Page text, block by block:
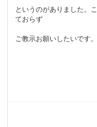
というのがありました。
ておらず
ご教示お願いしたいです